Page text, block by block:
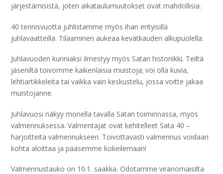
järjestämisistä, joten aikataulumuutokset ovat mahdollisia.
40 tennisvuotta juhlistamme myös ihan erityisillä
juhlavaatteilla. Tilaaminen aukeaa kevätkauden alkupuolella.
Juhlavuoden kunniaksi ilmestyy myös Satan historiikki. Teiltä
jäseniltä toivomme kaikenlaisia muistoja; voi olla kuvia,
lehtiartikkeleita tai vaikka vain keskustelu, jossa voitte jakaa
muistojanne.
Juhlavuosi näkyy monella tavalla Satan toiminnassa, myös
valmennuksessa. Valmentajat ovat kehitelleet Sata 40 –
harjoitteita valmennukseen. Toivottavasti valmennus voidaan
kohta aloittaa ja pääsemme kokeilemaan!
Valmennustauko on 10.1. saakka. Odotamme viranomaisilta